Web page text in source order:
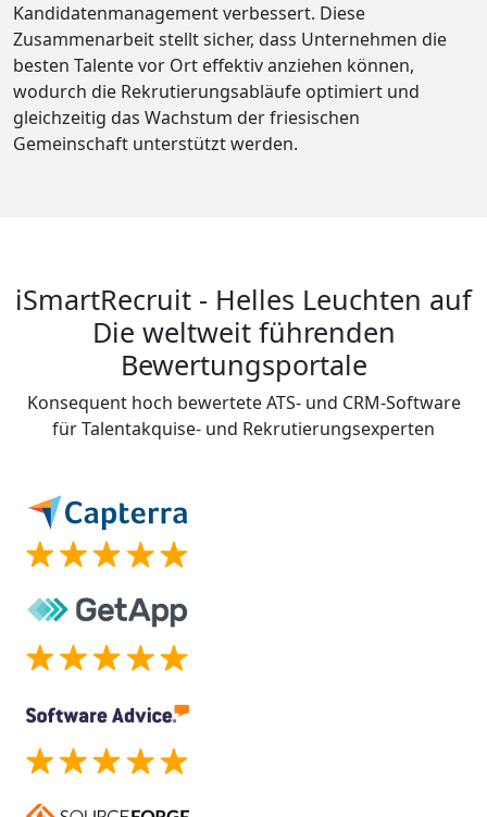
Kandidatenmanagement verbessert. Diese
Zusammenarbeit stellt sicher, dass Unternehmen die
besten Talente vor Ort effektiv anziehen können,
wodurch die Rekrutierungsabläufe optimiert und
gleichzeitig das Wachstum der friesischen
Gemeinschaft unterstützt werden.
iSmartRecruit - Helles Leuchten auf
Die weltweit führenden
Bewertungsportale
Konsequent hoch bewertete ATS- und CRM-Software
für Talentakquise- und Rekrutierungsexperten